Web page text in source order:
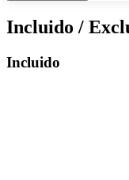
Incluido /
Incluido